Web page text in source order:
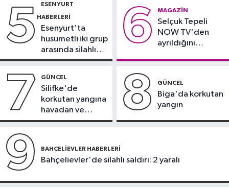
yakaladı
5 ESENYURT
HABERLERI
Esenyurt'ta
husumetli iki grup
arasında silahlı
kavga
6 MAGAZIN
Selçuk Tepeli
NOW TV'den
ayrıldığını
7 GÜNCEL
Silifke'de
korkutan yangına
havadan ve
karadan
8 GÜNCEL
Biga'da korkutan
yangın
9 BAHÇELIEVLER HABERLERI
Bahçelievler'de silahlı saldırı: 2 yaralı